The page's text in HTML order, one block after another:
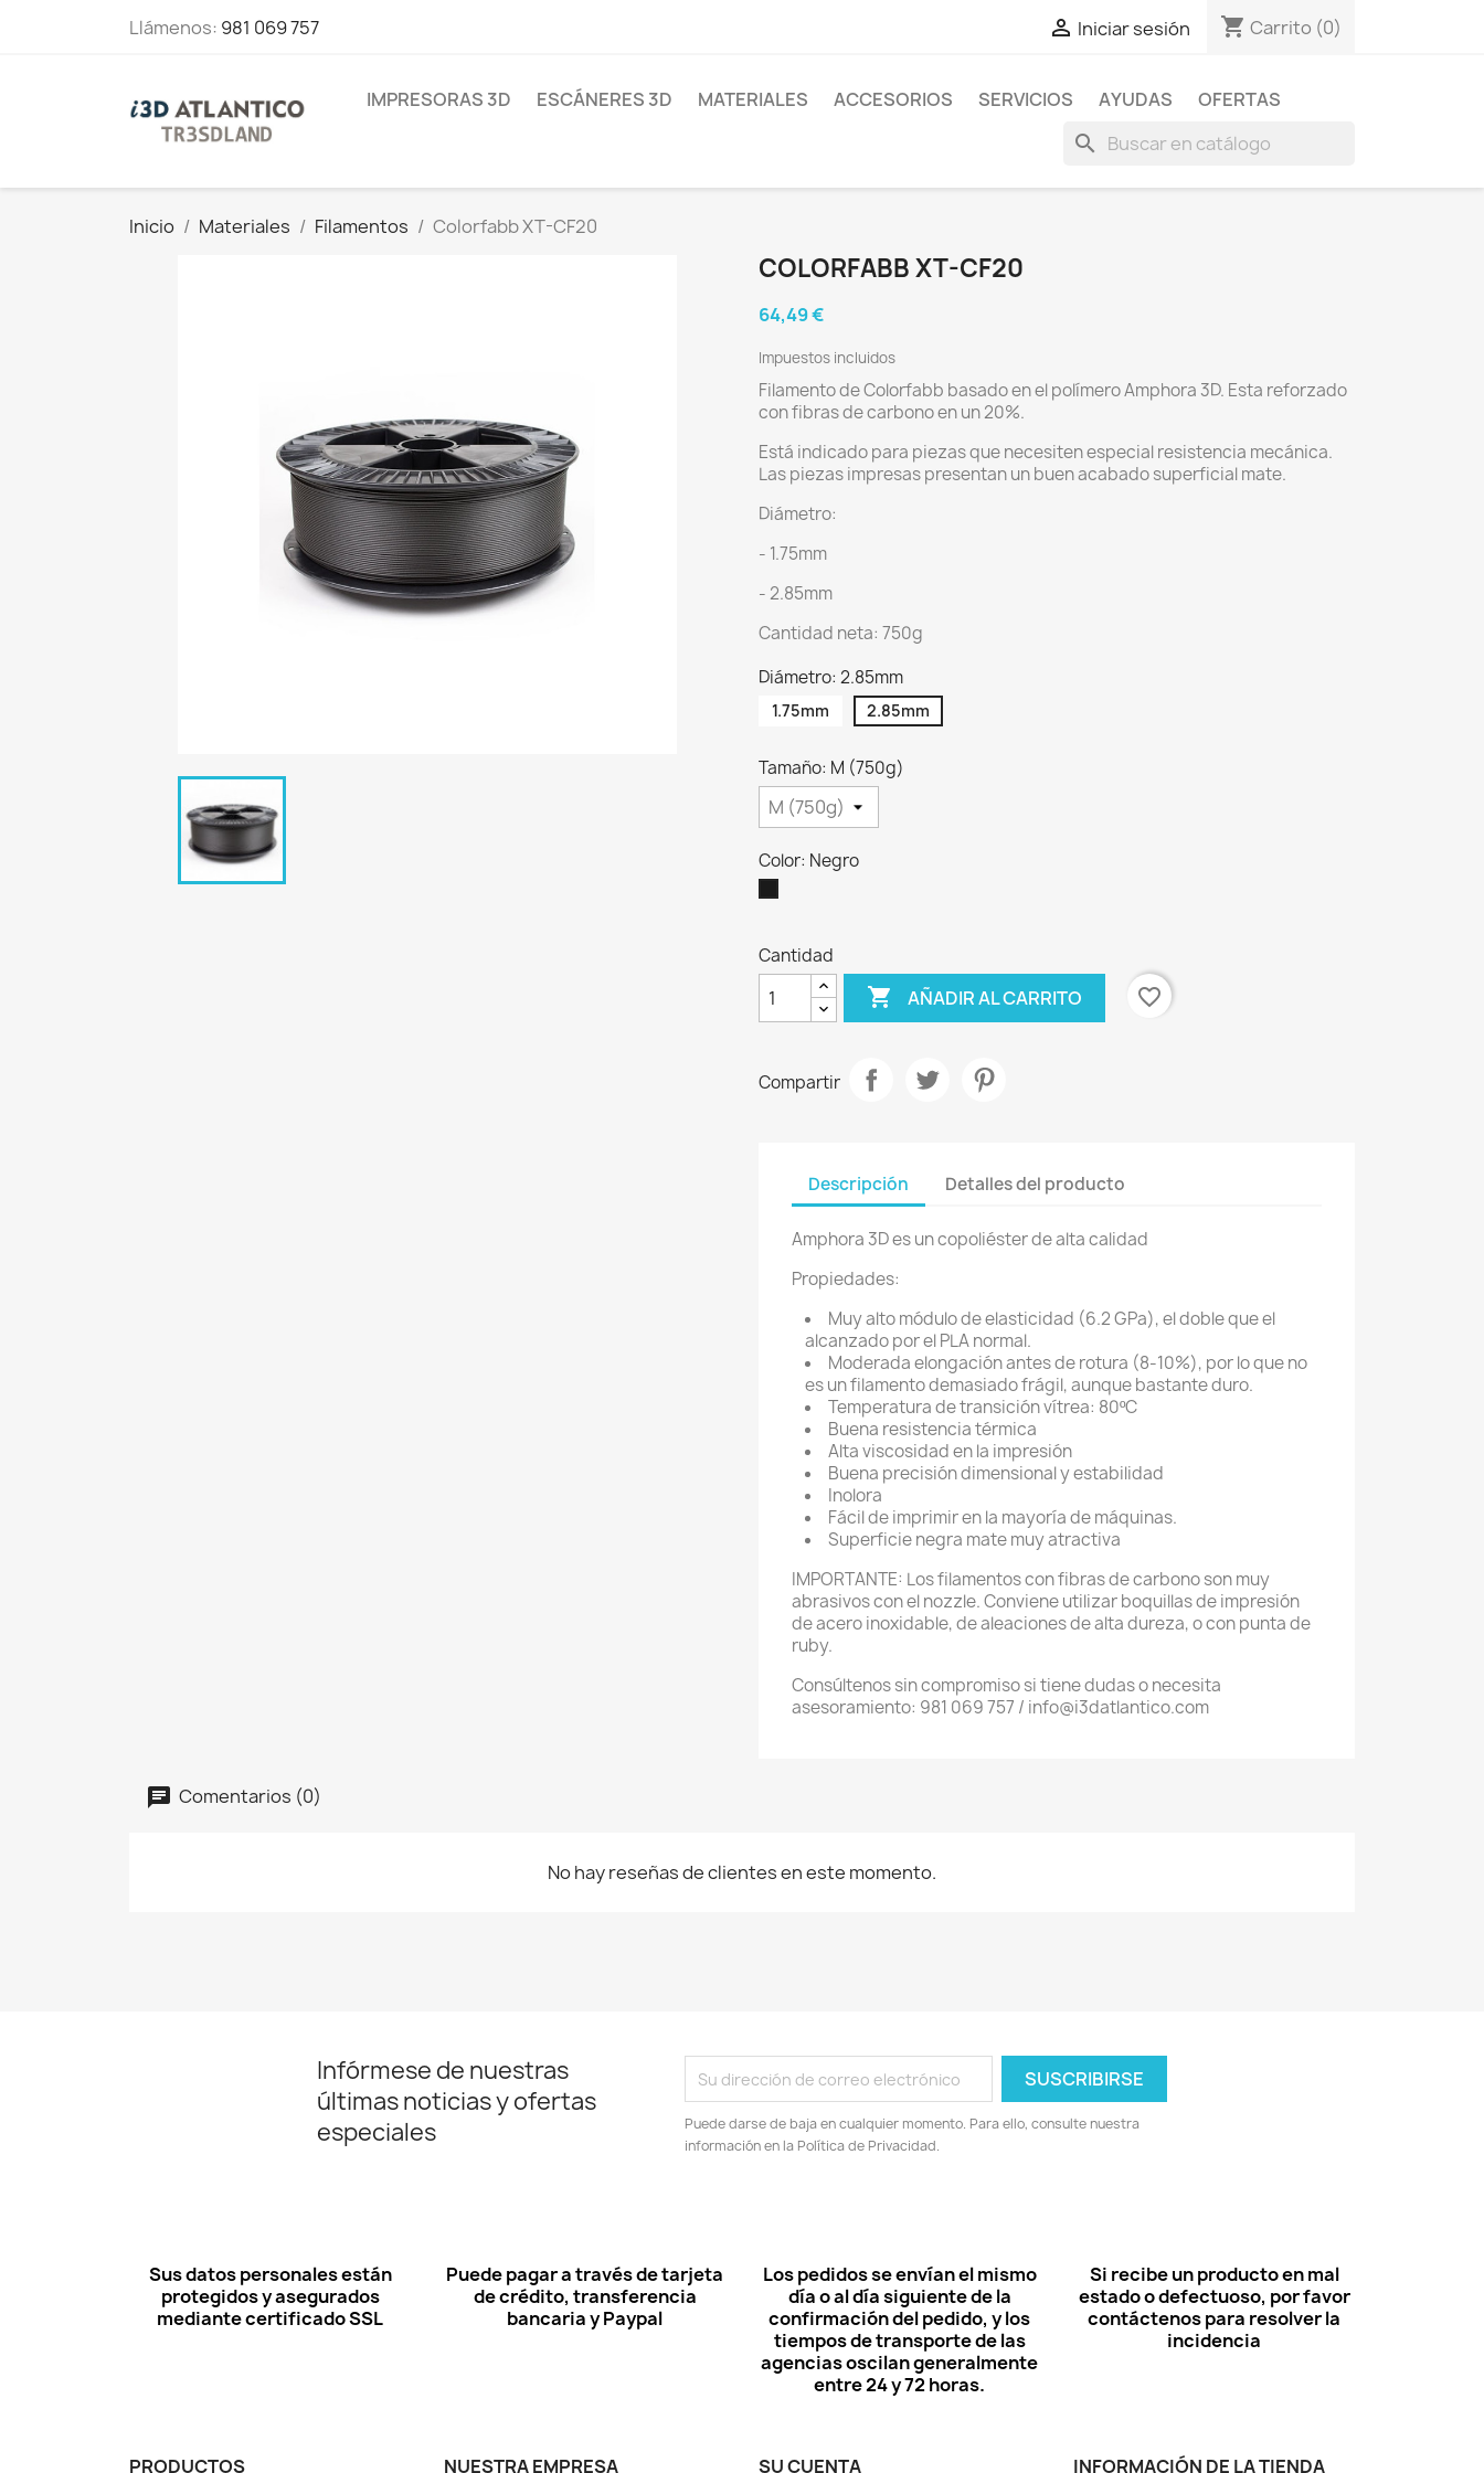
Llámenos: 981 069 757  Iniciar sesión shopping_cart Carrito (0)
IMPRESORAS 3D ESCÁNERES 3D MATERIALES ACCESORIOS SERVICIOS AYUDAS OFERTAS
search
Inicio Materiales Filamentos Colorfabb XT-CF20
COLORFABB XT-CF20
64,49 €
Impuestos incluidos
Filamento de Colorfabb basado en el polímero Amphora 3D. Esta reforzado
con fibras de carbono en un 20%.
Está indicado para piezas que necesiten especial resistencia mecánica.
Las piezas impresas presentan un buen acabado superficial mate.
Diámetro:
- 1.75mm
- 2.85mm
Cantidad neta: 750g
Diámetro: 2.85mm
1.75mm 2.85mm
Tamaño: M (750g)
Color: Negro
Cantidad
 AÑADIR AL CARRITO favorite_border
Compartir
Descripción Detalles del producto
Amphora 3D es un copoliéster de alta calidad
Propiedades:
Muy alto módulo de elasticidad (6.2 GPa), el doble que el
alcanzado por el PLA normal.
Moderada elongación antes de rotura (8-10%), por lo que no
es un filamento demasiado frágil, aunque bastante duro.
Temperatura de transición vítrea: 80ºC
Buena resistencia térmica
Alta viscosidad en la impresión
Buena precisión dimensional y estabilidad
Inolora
Fácil de imprimir en la mayoría de máquinas.
Superficie negra mate muy atractiva
IMPORTANTE: Los filamentos con fibras de carbono son muy
abrasivos con el nozzle. Conviene utilizar boquillas de impresión
de acero inoxidable, de aleaciones de alta dureza, o con punta de
ruby.
Consúltenos sin compromiso si tiene dudas o necesita
asesoramiento: 981 069 757 / info@i3datlantico.com
Comentarios (0)
No hay reseñas de clientes en este momento.
Infórmese de nuestras
últimas noticias y ofertas
especiales
Puede darse de baja en cualquier momento. Para ello, consulte nuestra
información en la Política de Privacidad.
Sus datos personales están
protegidos y asegurados
mediante certificado SSL
Puede pagar a través de tarjeta
de crédito, transferencia
bancaria y Paypal
Los pedidos se envían el mismo
día o al día siguiente de la
confirmación del pedido, y los
tiempos de transporte de las
agencias oscilan generalmente
entre 24 y 72 horas.
Si recibe un producto en mal
estado o defectuoso, por favor
contáctenos para resolver la
incidencia
PRODUCTOS NUESTRA EMPRESA SU CUENTA INFORMACIÓN DE LA TIENDA